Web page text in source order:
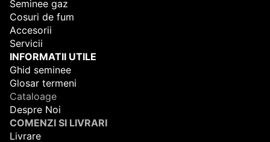
Seminee gaz
Cosuri de fum
Accesorii
Servicii
INFORMATII UTILE
Ghid seminee
Glosar termeni
Cataloage
Despre Noi
COMENZI SI LIVRARI
Livrare